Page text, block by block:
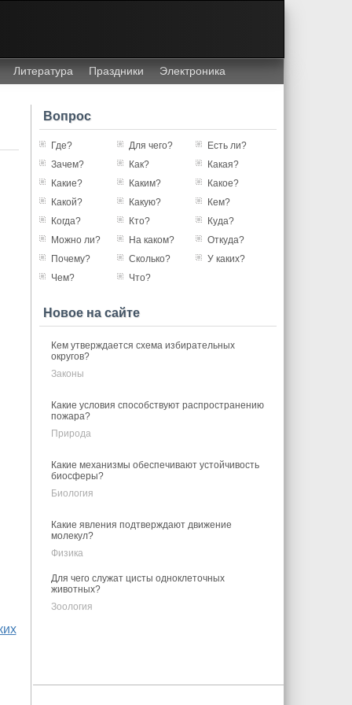
Литература Праздники Электроника
Вопрос
Где? Для чего?
Есть ли?
Зачем?
Как?
Какая?
Какие?
Каким?
Какое?
Какой?
Какую?
Кем?
Когда?
Кто?
Куда?
Можно ли?
На каком?
Откуда?
Почему?
Сколько?
У каких?
Чем?
Что?
Новое на сайте
Кем утверждается схема избирательных
округов?
Законы
Какие условия способствуют распространению
пожара?
Природа
Какие механизмы обеспечивают устойчивость
биосферы?
Биология
Какие явления подтверждают движение
молекул?
Физика
Для чего служат цисты одноклеточных
животных?
Зоология